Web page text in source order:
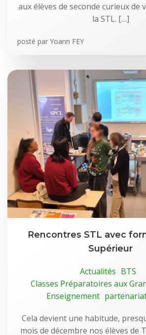
aux élèves de seconde curieux de
la STL. […]
posté par Yoann FEY
Rencontres STL avec
Supérieur
Actualités BTS
Classes Préparatoires aux
Enseignement
Cela devient une habitude,
mois de décembre nos élèves de